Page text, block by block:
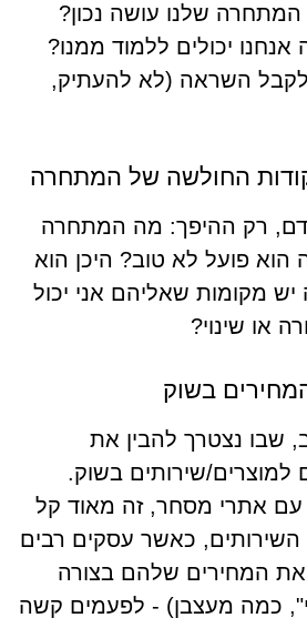
שלנו עושה נכון?
יכולים ללמוד ממנו?
לקבל השראה (לא להעתיק,
רק ההיפך: מה המתחרה
הוא פועל לא טוב? היכן הוא
יש מקומות שאליהם אני יכול
או שינוי?
שבו נצטרך להבין את
למוצרים/שירותים בשוק.
אתרי מסחר, זה מאוד קל
כאשר עסקים רבים
את המחירים שלהם בצורה
כמה מעצבן) - לפעמים קשה